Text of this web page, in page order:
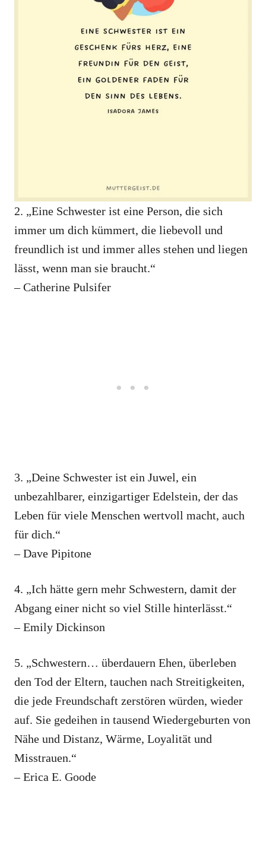
2. „Eine Schwester ist eine Person, die sich
immer um dich kümmert, die liebevoll und
freundlich ist und immer alles stehen und liegen
lässt, wenn man sie braucht.“
– Catherine Pulsifer
3. „Deine Schwester ist ein Juwel, ein
unbezahlbarer, einzigartiger Edelstein, der das
Leben für viele Menschen wertvoll macht, auch
für dich.“
– Dave Pipitone
4. „Ich hätte gern mehr Schwestern, damit der
Abgang einer nicht so viel Stille hinterlässt.“
– Emily Dickinson
5. „Schwestern… überdauern Ehen, überleben
den Tod der Eltern, tauchen nach Streitigkeiten,
die jede Freundschaft zerstören würden, wieder
auf. Sie gedeihen in tausend Wiedergeburten von
Nähe und Distanz, Wärme, Loyalität und
Misstrauen.“
– Erica E. Goode